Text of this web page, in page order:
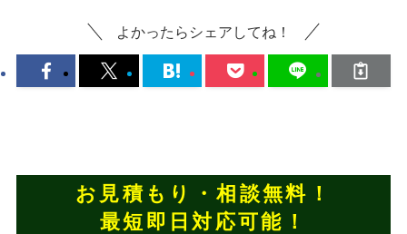
よかったらシェアしてね！
お見積もり・相談無料！
最短即日対応可能！